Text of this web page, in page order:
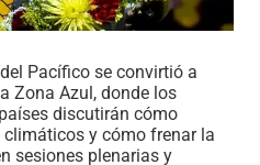
Pacífico se convirtió a
Zona Azul, donde los
discutirán cómo
y cómo frenar la
sesiones plenarias y